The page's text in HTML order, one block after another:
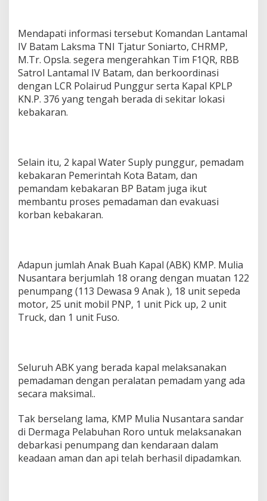
Mendapati informasi tersebut Komandan Lantamal
IV Batam Laksma TNI Tjatur Soniarto, CHRMP,
M.Tr. Opsla. segera mengerahkan Tim F1QR, RBB
Satrol Lantamal IV Batam, dan berkoordinasi
dengan LCR Polairud Punggur serta Kapal KPLP
KN.P. 376 yang tengah berada di sekitar lokasi
kebakaran.
Selain itu, 2 kapal Water Suply punggur, pemadam
kebakaran Pemerintah Kota Batam, dan
pemandam kebakaran BP Batam juga ikut
membantu proses pemadaman dan evakuasi
korban kebakaran.
Adapun jumlah Anak Buah Kapal (ABK) KMP. Mulia
Nusantara berjumlah 18 orang dengan muatan 122
penumpang (113 Dewasa 9 Anak ), 18 unit sepeda
motor, 25 unit mobil PNP, 1 unit Pick up, 2 unit
Truck, dan 1 unit Fuso.
Seluruh ABK yang berada kapal melaksanakan
pemadaman dengan peralatan pemadam yang ada
secara maksimal..
Tak berselang lama, KMP Mulia Nusantara sandar
di Dermaga Pelabuhan Roro untuk melaksanakan
debarkasi penumpang dan kendaraan dalam
keadaan aman dan api telah berhasil dipadamkan.